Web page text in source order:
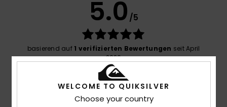
5.0 /5
basierend auf 1 verifizierten Bewertungen seit April
2026
100% unserer Kunden empfehlen dieses Produkt
NaN
WELCOME TO QUIKSILVER
Choose your country